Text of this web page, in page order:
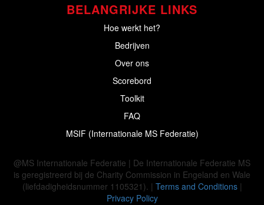
BELANGRIJKE LINKS
Hoe werkt het?
Bedrijven
Over ons
Scorebord
Toolkit
FAQ
MSIF (Internationale MS Federatie)
@MS Internationale Federatie | De Internationale Federatie MS
is geregistreerd bij de Charity Commission in Engeland en Wale
(liefdadigheidsnummer 1105321). | Terms and Conditions|
Privacy Policy